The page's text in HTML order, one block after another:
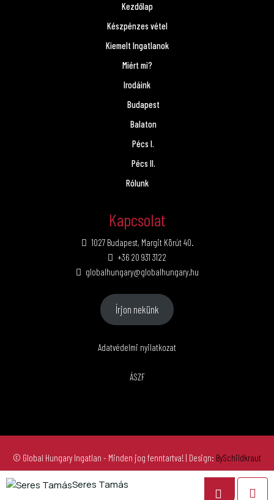
Seres Tamás
Kezdőlap
Készpénzes vétel
Kiemelt Ingatlanok
Miért mi?
Irodáink
Budapest
Balaton
Pécs I.
Pécs II.
Rólunk
Kapcsolat
1027 Budapest, Margit Körút 40.
+36 20 931 3122
globalhungary@globalhungary.hu
Írjon nekünk
Adatvédelmi nyilatkozat
ÁSZF
© Global Hungary Ingatlan - Minden jog fenntartva! | Design: BySchildkraut